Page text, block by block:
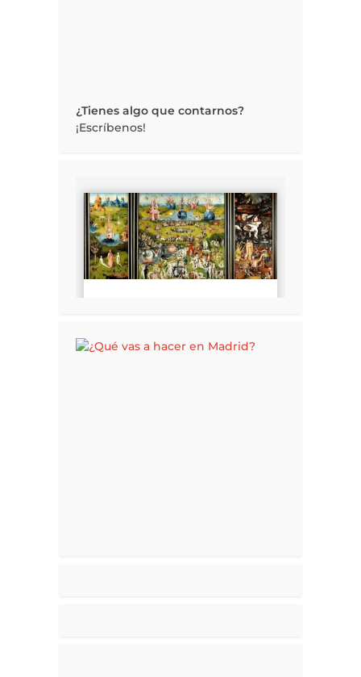
¿Tienes algo que contarnos?
¡Escríbenos!